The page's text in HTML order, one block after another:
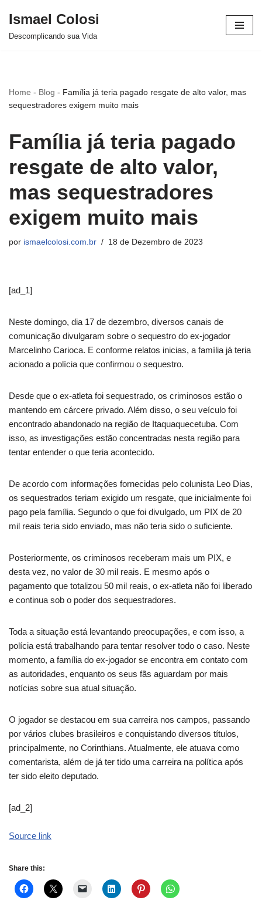
Avançar
Ismael Colosi
Descomplicando sua Vida
Home - Blog - Família já teria pagado resgate de alto valor, mas
sequestradores exigem muito mais
Família já teria pagado
resgate de alto valor,
mas sequestradores
exigem muito mais
por ismaelcolosi.com.br 18 de Dezembro de 2023
[ad_1]
Neste domingo, dia 17 de dezembro, diversos canais de
comunicação divulgaram sobre o sequestro do ex-jogador
Marcelinho Carioca. E conforme relatos inicias, a família já teria
acionado a polícia que confirmou o sequestro.
Desde que o ex-atleta foi sequestrado, os criminosos estão o
mantendo em cárcere privado. Além disso, o seu veículo foi
encontrado abandonado na região de Itaquaquecetuba. Com
isso, as investigações estão concentradas nesta região para
tentar entender o que teria acontecido.
De acordo com informações fornecidas pelo colunista Leo Dias,
os sequestrados teriam exigido um resgate, que inicialmente foi
pago pela família. Segundo o que foi divulgado, um PIX de 20
mil reais teria sido enviado, mas não teria sido o suficiente.
Posteriormente, os criminosos receberam mais um PIX, e
desta vez, no valor de 30 mil reais. E mesmo após o
pagamento que totalizou 50 mil reais, o ex-atleta não foi liberado
e continua sob o poder dos sequestradores.
Toda a situação está levantando preocupações, e com isso, a
polícia está trabalhando para tentar resolver todo o caso. Neste
momento, a família do ex-jogador se encontra em contato com
as autoridades, enquanto os seus fãs aguardam por mais
notícias sobre sua atual situação.
O jogador se destacou em sua carreira nos campos, passando
por vários clubes brasileiros e conquistando diversos títulos,
principalmente, no Corinthians. Atualmente, ele atuava como
comentarista, além de já ter tido uma carreira na política após
ter sido eleito deputado.
[ad_2]
Source link
Share this: